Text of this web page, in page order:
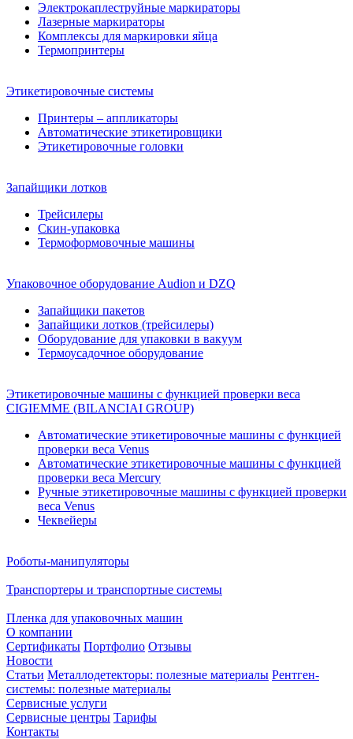
Электрокаплеструйные маркираторы
Лазерные маркираторы
Комплексы для маркировки яйца
Термопринтеры
Этикетировочные системы
Принтеры – аппликаторы
Автоматические этикетировщики
Этикетировочные головки
Запайщики лотков
Трейсилеры
Скин-упаковка
Термоформовочные машины
Упаковочное оборудование Audion и DZQ
Запайщики пакетов
Запайщики лотков (трейсилеры)
Оборудование для упаковки в вакуум
Термоусадочное оборудование
Этикетировочные машины с функцией проверки веса
CIGIEMME (BILANCIAI GROUP)
Автоматические этикетировочные машины с функцией
проверки веса Venus
Автоматические этикетировочные машины с функцией
проверки веса Mercury
Ручные этикетировочные машины с функцией проверки
веса Venus
Чеквейеры
Роботы-манипуляторы
Транспортеры и транспортные системы
Пленка для упаковочных машин
О компании
Сертификаты Портфолио Отзывы
Новости
Статьи Металлодетекторы: полезные материалы Рентген-
системы: полезные материалы
Сервисные услуги
Сервисные центры Тарифы
Контакты